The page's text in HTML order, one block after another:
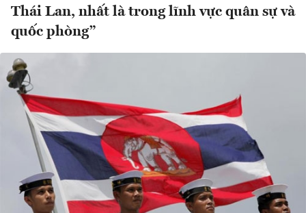
Thái Lan, nhất là trong lĩnh vực quân sự và
quốc phòng”